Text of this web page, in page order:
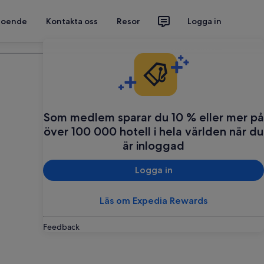
Kontakta oss Resor Logga in
Som medlem sparar du 10 % eller mer på
över 100 000 hotell i hela världen när du
är inloggad
Logga in
Läs om Expedia Rewards
Feedback